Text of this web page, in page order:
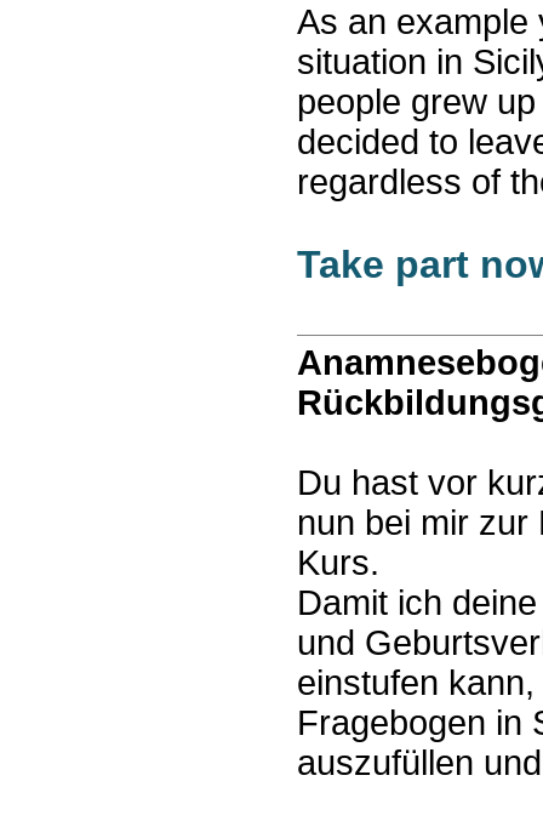
As an example
situation in
people grew
decided to
regardless of
Take part
Du hast vor
nun bei mir zur
Kurs.
Damit ich
und
einstufen
Fragebogen in
auszufüllen